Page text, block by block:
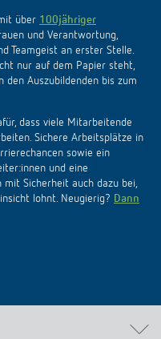
LUXORliving
über 100jähriger
und Verantwortung,
Teamgeist an erster Stelle.
nur auf dem Papier steht,
Auszubildenden bis zum
dass viele Mitarbeitende
Sichere Arbeitsplätze in
sowie ein
und eine
Sicherheit auch dazu bei,
lohnt. Neugierig? Dann